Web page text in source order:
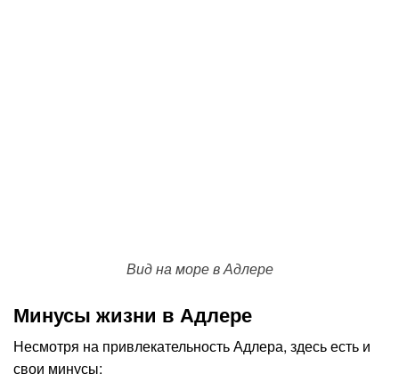
Вид на море в Адлере
Минусы жизни в Адлере
Несмотря на привлекательность Адлера, здесь есть и
свои минусы: